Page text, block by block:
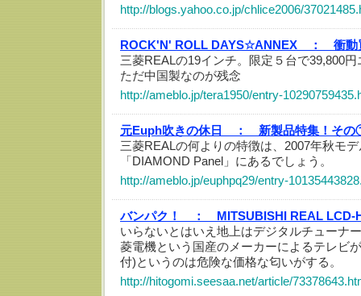
http://blogs.yahoo.co.jp/chlice2006/
ROCK'N' ROLL DAYS☆ANNEX ：
衝動
三菱REALの19インチ。限定５台で39,800
ただ中国製なのが残念
http://ameblo.jp/tera1950/entry-
元Euph吹きの休日 ：
新製品特集！そ
三菱REALの何よりの特徴は、2007年秋モ
「DIAMOND Panel」にあるでしょう。
http://ameblo.jp/euphpq29/entry-
バンパク！ ：
MITSUBISHI REAL LCD-
いらないとはいえ地上はデジタルチューナ
菱電機という国産のメーカーによるテレビ
付)というのは危険な価格な匂いがする。
http://hitogomi.seesaa.net/article/